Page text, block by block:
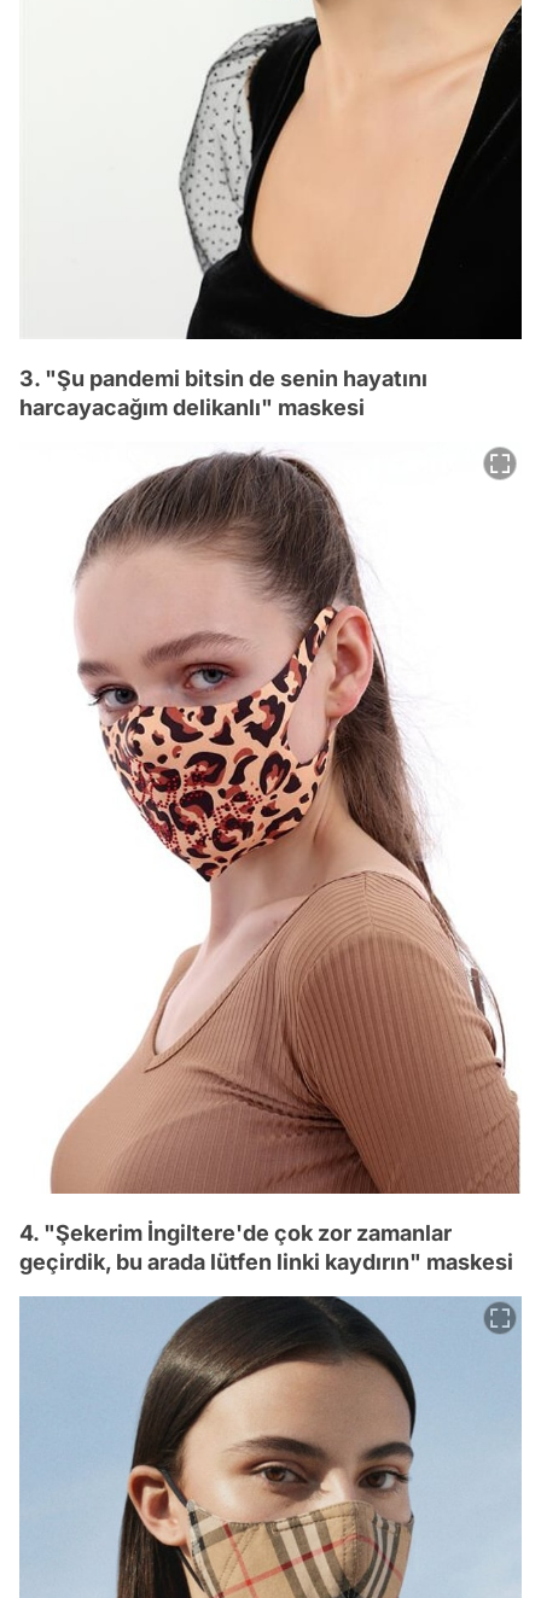
3. "Şu pandemi bitsin de senin hayatını
harcayacağım delikanlı" maskesi
4. "Şekerim İngiltere'de çok zor zamanlar
geçirdik, bu arada lütfen linki kaydırın" maskesi